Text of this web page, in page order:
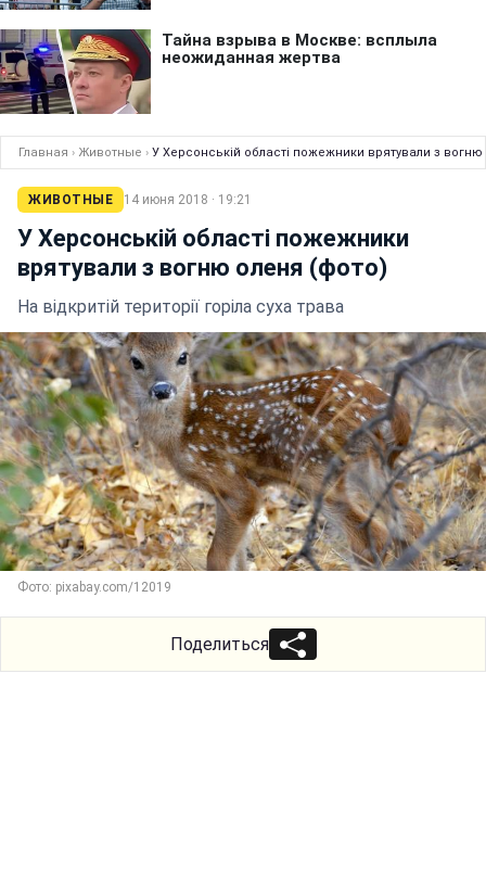
Главная › Животные › У Херсонській області пожежники врятували з
ЖИВОТНЫЕ 14 июня 2018 · 19:21
У Херсонській області пожежники
врятували з вогню оленя (фото)
На відкритій території горіла суха трава
Фото: pixabay.com/12019
Поделиться